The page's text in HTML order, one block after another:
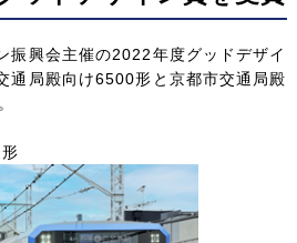
ポスト等のお問い合わせ
振興会主催の2022年度グッドデザイ
通局殿向け6500形と京都市交通局殿